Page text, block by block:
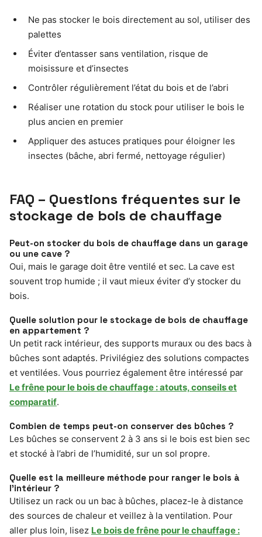
Ne pas stocker le bois directement au sol, utiliser des
palettes
Éviter d’entasser sans ventilation, risque de
moisissure et d’insectes
Contrôler régulièrement l’état du bois et de l’abri
Réaliser une rotation du stock pour utiliser le bois le
plus ancien en premier
Appliquer des astuces pratiques pour éloigner les
insectes (bâche, abri fermé, nettoyage régulier)
FAQ – Questions fréquentes sur le
stockage de bois de chauffage
Peut-on stocker du bois de chauffage dans un garage
ou une cave ?
Oui, mais le garage doit être ventilé et sec. La cave est
souvent trop humide ; il vaut mieux éviter d’y stocker du
bois.
Quelle solution pour le stockage de bois de chauffage
en appartement ?
Un petit rack intérieur, des supports muraux ou des bacs à
bûches sont adaptés. Privilégiez des solutions compactes
et ventilées. Vous pourriez également être intéressé par
Le frêne pour le bois de chauffage : atouts, conseils et
comparatif.
Combien de temps peut-on conserver des bûches ?
Les bûches se conservent 2 à 3 ans si le bois est bien sec
et stocké à l’abri de l’humidité, sur un sol propre.
Quelle est la meilleure méthode pour ranger le bois à
l’intérieur ?
Utilisez un rack ou un bac à bûches, placez-le à distance
des sources de chaleur et veillez à la ventilation. Pour
aller plus loin, lisez Le bois de frêne pour le chauffage :